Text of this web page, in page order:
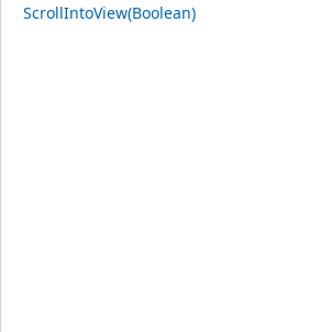
ScrollIntoView(Boolean)